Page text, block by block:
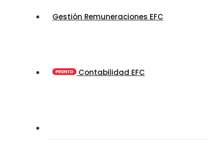
Gestión Remuneraciones EFC
Contabilidad EFC